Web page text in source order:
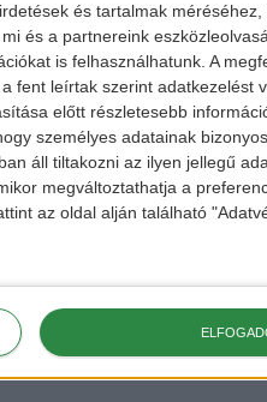
és tartalmak
és a partnereink
is felhasználhatunk. A
fent leírtak szerint adatkezelést
előtt részletesebb
személyes adatainak
áll tiltakozni az ilyen jellegű
megváltoztathatja a
az oldal alján található
ad az autónak. A
is képes egy töltéssel. Nagy
városi használatra viszont